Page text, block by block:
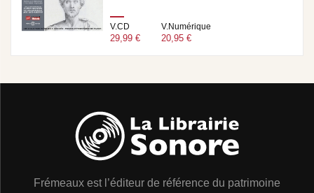
V.CD
29,99 €
V.Numérique
20,95 €
Frémeaux est l’éditeur de référence du patrimoine